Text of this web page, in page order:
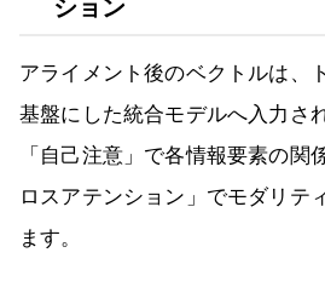
ション
アライメント後のベクトルは、
基盤にした統合モデルへ入力さ
「自己注意」で各情報要素の関
ロスアテンション」でモダリテ
ます。